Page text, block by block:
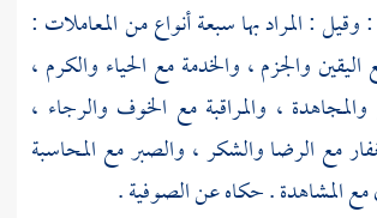
: المراد بها سبعة أنواع من المعاملات :
اليقين والجزم ، والخدمة مع الحياء والكرم ،
، والمراقبة مع الخوف والرجاء ،
مع الرضا والشكر ، والصبر مع المحاسبة
مع المشاهدة . حكاه عن الصوفية .